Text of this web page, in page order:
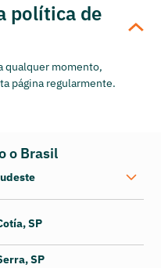
política de
qualquer momento,
página regularmente.
o Brasil
SP
SP